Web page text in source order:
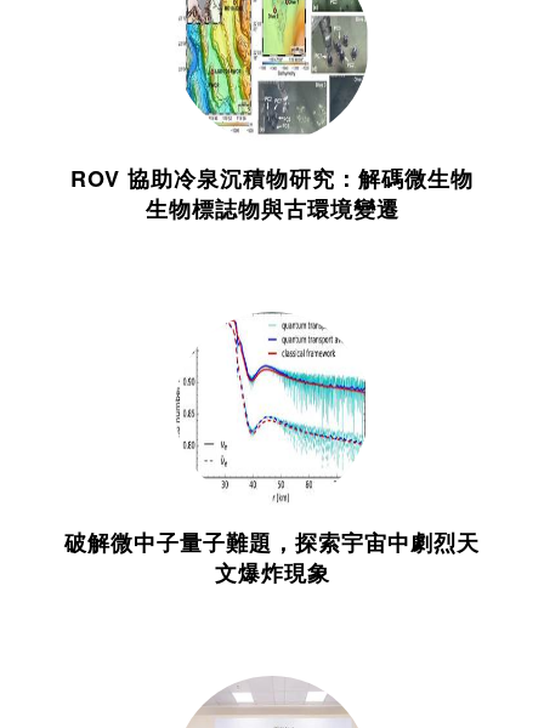
ROV 協助冷泉沉積物研究：解碼微生物
生物標誌物與古環境變遷
破解微中子量子難題，探索宇宙中劇烈天
文爆炸現象